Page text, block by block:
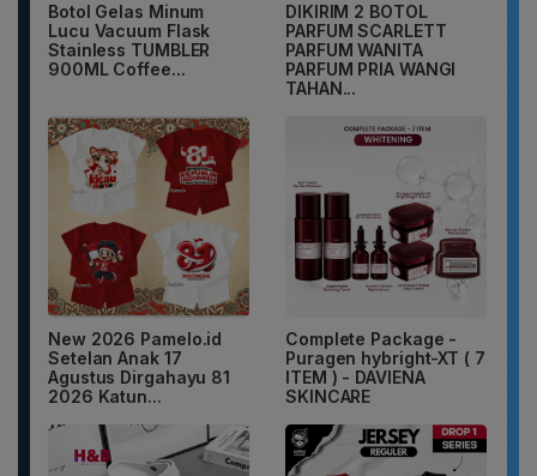
Botol Gelas Minum
Lucu Vacuum Flask
Stainless TUMBLER
900ML Coffee...
DIKIRIM 2 BOTOL
PARFUM SCARLETT
PARFUM WANITA
PARFUM PRIA WANGI
TAHAN...
New 2026 Pamelo.id
Setelan Anak 17
Agustus Dirgahayu 81
2026 Katun...
Complete Package -
Puragen hybright-XT ( 7
ITEM ) - DAVIENA
SKINCARE